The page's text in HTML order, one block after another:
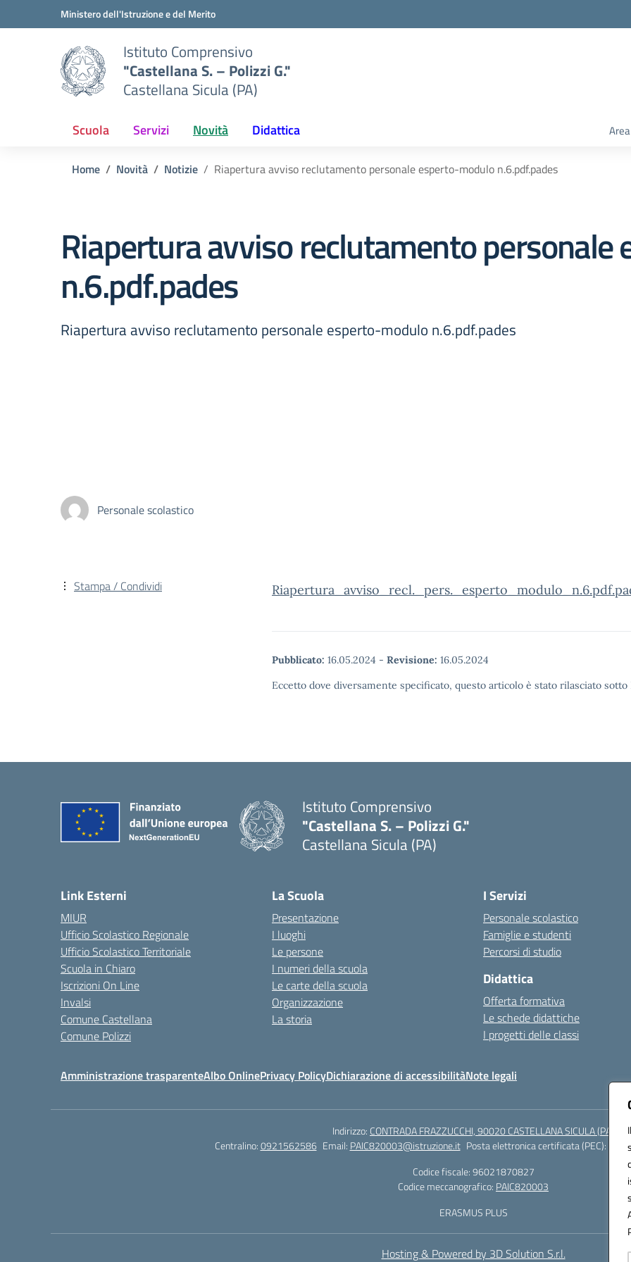
Vai ai contenuti
Vai al menu di navigazioneMinistero dell'Istruzione e del Merito
Istituto Comprensivo
"Castellana S. – Polizzi G."
Castellana Sicula (PA)
Scuola Servizi Novità Didattica
Home Novità Notizie Riapertura avviso reclutamento personale esperto-modulo n.6.pdf.pades
Riapertura avviso reclutamento
n.6.pdf.pades
Riapertura avviso reclutamento personale esperto-modulo n.6.pdf.pades
Personale scolastico
Pubblicato: 16.05.2024 - Revisione: 16.05.2024
Eccetto dove diversamente specificato, questo articolo è stato rilasciato
Stampa / Condividi
Istituto Comprensivo
"Castellana S. – Polizzi G."
Castellana Sicula (PA)
Link Esterni
MIUR
Ufficio Scolastico Regionale
Ufficio Scolastico Territoriale
Scuola in Chiaro
Iscrizioni On Line
Invalsi
Comune Castellana
Comune Polizzi
La Scuola
Presentazione
I luoghi
Le persone
I numeri della scuola
Le carte della scuola
Organizzazione
La storia
I Servizi
Personale scolastico
Famiglie e studenti
Percorsi di studio
Didattica
Offerta formativa
Le schede didattiche
I progetti delle classi
Amministrazione trasparenteAlbo OnlinePrivacy PolicyDichiarazione di accessibilitàNote legali
Indirizzo: CONTRADA FRAZZUCCHI, 90020 CASTELLANA SICULA (PA)
Centralino:0921562586 Email: PAIC820003@istruzione.it Posta elettronica certificata (PEC):
Codice fiscale: 96021870827
Codice meccanografico: PAIC820003
ERASMUS PLUS
Hosting & Powered by 3D Solution S.r.l.